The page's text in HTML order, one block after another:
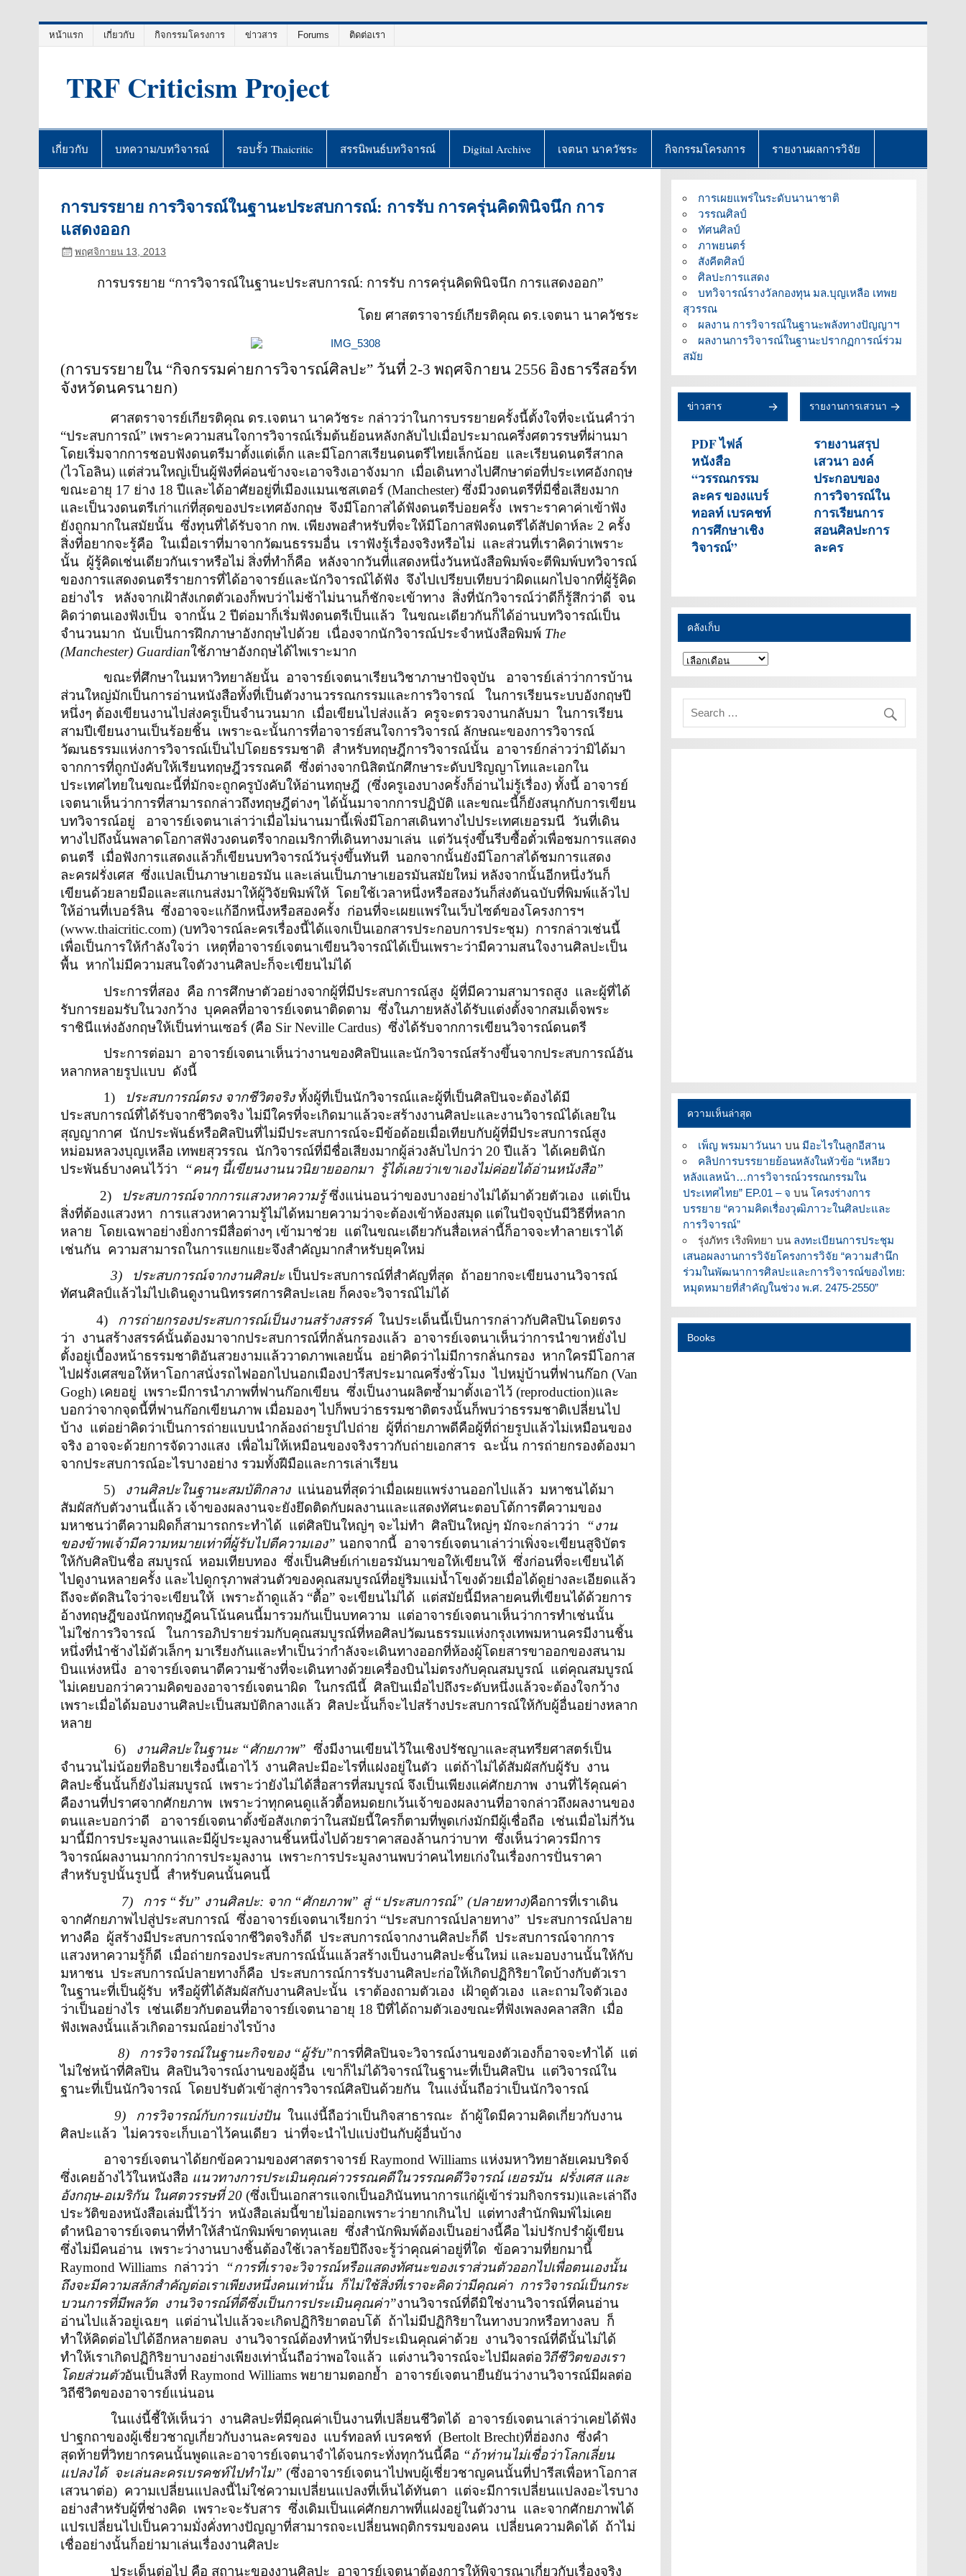
หน้าแรก เกี่ยวกับ กิจกรรมโครงการ ข่าวสาร Forums ติดต่อเรา
TRF Criticism Project
เกี่ยวกับ บทความ/บทวิจารณ์ รอบรั้ว Thaicritic สรรนิพนธ์บทวิจารณ์ Digital Archive เจตนา นาควัชระ กิจกรรมโครงการ รายงานผลการวิจัย
การบรรยาย การวิจารณ์ในฐานะประสบการณ์: การรับ การครุ่นคิดพินิจนึก การ
แสดงออก
พฤศจิกายน 13, 2013
การบรรยาย “การวิจารณ์ในฐานะประสบการณ์: การรับ การครุ่นคิดพินิจนึก การแสดงออก”
โดย ศาสตราจารย์เกียรติคุณ ดร.เจตนา นาควัชระ
(การบรรยายใน “กิจกรรมค่ายการวิจารณ์ศิลปะ” วันที่ 2-3พฤศจิกายน 2556 อิงธารรีสอร์ท
จังหวัดนครนายก)
ศาสตราจารย์เกียรติคุณ ดร.เจตนา นาควัชระ กล่าวว่าในการบรรยายครั้งนี้ตั้งใจที่จะเน้นคำว่า
“ประสบการณ์” เพราะความสนใจการวิจารณ์เริ่มต้นย้อนหลังกลับไปเมื่อประมาณครึ่งศตวรรษที่ผ่านมา
โดยเริ่มจากการชอบฟังดนตรีมาตั้งแต่เด็ก และมีโอกาสเรียนดนตรีไทยเล็กน้อย และเรียนดนตรีสากล
(ไวโอลิน) แต่ส่วนใหญ่เป็นผู้ฟังที่ค่อนข้างจะเอาจริงเอาจังมาก เมื่อเดินทางไปศึกษาต่อที่ประเทศอังกฤษ
ขณะอายุ 17 ย่าง 18 ปีและได้อาศัยอยู่ที่เมืองแมนเชสเตอร์ (Manchester) ซึ่งมีวงดนตรีที่มีชื่อเสียงมาก
และเป็นวงดนตรีเก่าแก่ที่สุดของประเทศอังกฤษ จึงมีโอกาสได้ฟังดนตรีบ่อยครั้ง เพราะราคาค่าเข้าฟัง
ยังถูกมากในสมัยนั้น ซึ่งทุนที่ได้รับจาก กพ. เพียงพอสำหรับที่จะให้มีโอกาสฟังดนตรีได้สัปดาห์ละ 2 ครั้ง
สิ่งที่อยากจะรู้คือ ในเมื่อเราที่มาจากวัฒนธรรมอื่น เราฟังรู้เรื่องจริงหรือไม่ และส่วนที่เราคิดว่าเพราะ
นั้น ผู้รู้คิดเช่นเดียวกันเราหรือไม่ สิ่งที่ทำก็คือ หลังจากวันที่แสดงหนึ่งวันหนังสือพิมพ์จะตีพิมพ์บทวิจารณ์
ของการแสดงดนตรีรายการที่ได้อาจารย์และนักวิจารณ์ได้ฟัง จึงไปเปรียบเทียบว่าผิดแผกไปจากที่ผู้รู้คิด
อย่างไร
หลังจากเฝ้าสังเกตตัวเองก็พบว่าไม่ช้าไม่นานก็ชักจะเข้าทาง สิ่งที่นักวิจารณ์ว่าดีก็รู้สึกว่าดี จน
คิดว่าตนเองฟังเป็น จากนั้น 2 ปีต่อมาก็เริ่มฟังดนตรีเป็นแล้ว ในขณะเดียวกันก็ได้อ่านบทวิจารณ์เป็น
จำนวนมาก นับเป็นการฝึกภาษาอังกฤษไปด้วย เนื่องจากนักวิจารณ์ประจำหนังสือพิมพ์ The
(Manchester) Guardianใช้ภาษาอังกฤษได้ไพเราะมาก
ขณะที่ศึกษาในมหาวิทยาลัยนั้น อาจารย์เจตนาเรียนวิชาภาษาปัจจุบัน
อาจารย์เล่าว่าการบ้าน
ส่วนใหญ่มักเป็นการอ่านหนังสือทั้งที่เป็นตัวงานวรรณกรรมและการวิจารณ์
ในการเรียนระบบอังกฤษปี
หนึ่งๆ ต้องเขียนงานไปส่งครูเป็นจำนวนมาก เมื่อเขียนไปส่งแล้ว ครูจะตรวจงานกลับมา ในการเรียน
สามปีเขียนงานเป็นร้อยชิ้น เพราะฉะนั้นการที่อาจารย์สนใจการวิจารณ์ ลักษณะของการวิจารณ์
วัฒนธรรมแห่งการวิจารณ์เป็นไปโดยธรรมชาติ สำหรับทฤษฎีการวิจารณ์นั้น อาจารย์กล่าวว่ามิได้มา
จากการที่ถูกบังคับให้เรียนทฤษฎีวรรณคดี ซึ่งต่างจากนิสิตนักศึกษาระดับปริญญาโทและเอกใน
ประเทศไทยในขณะนี้ที่มักจะถูกครูบังคับให้อ่านทฤษฎี (ซึ่งครูเองบางครั้งก็อ่านไม่รู้เรื่อง) ทั้งนี้ อาจารย์
เจตนาเห็นว่าการที่สามารถกล่าวถึงทฤษฎีต่างๆ ได้นั้นมาจากการปฏิบัติ และขณะนี้ก็ยังสนุกกับการเขียน
บทวิจารณ์อยู่
อาจารย์เจตนาเล่าว่าเมื่อไม่นานมานี้เพิ่งมีโอกาสเดินทางไปประเทศเยอรมนี วันที่เดิน
ทางไปถึงนั้นพลาดโอกาสฟังวงดนตรีจากอเมริกาที่เดินทางมาเล่น แต่วันรุ่งขึ้นรีบซื้อตั๋วเพื่อชมการแสดง
ดนตรี เมื่อฟังการแสดงแล้วก็เขียนบทวิจารณ์วันรุ่งขึ้นทันที นอกจากนั้นยังมีโอกาสได้ชมการแสดง
ละครฝรั่งเศส ซึ่งแปลเป็นภาษาเยอรมัน และเล่นเป็นภาษาเยอรมันสมัยใหม่ หลังจากนั้นอีกหนึ่งวันก็
เขียนด้วยลายมือและสแกนส่งมาให้ผู้วิจัยพิมพ์ให้ โดยใช้เวลาหนึ่งหรือสองวันก็ส่งตันฉบับที่พิมพ์แล้วไป
ให้อ่านที่เบอร์ลิน ซึ่งอาจจะแก้อีกหนึ่งหรือสองครั้ง ก่อนที่จะเผยแพร่ในเว็บไซต์ของโครงการฯ
(www.thaicritic.com) (บทวิจารณ์ละครเรื่องนี้ได้แจกเป็นเอกสารประกอบการประชุม) การกล่าวเช่นนี้
เพื่อเป็นการให้กำลังใจว่า เหตุที่อาจารย์เจตนาเขียนวิจารณ์ได้เป็นเพราะว่ามีความสนใจงานศิลปะเป็น
พื้น หากไม่มีความสนใจตัวงานศิลปะก็จะเขียนไม่ได้
ประการที่สอง คือ การศึกษาตัวอย่างจากผู้ที่มีประสบการณ์สูง ผู้ที่มีความสามารถสูง และผู้ที่ได้
รับการยอมรับในวงกว้าง บุคคลที่อาจารย์เจตนาติดตาม ซึ่งในภายหลังได้รับแต่งตั้งจากสมเด็จพระ
ราชินีแห่งอังกฤษให้เป็นท่านเซอร์ (คือ Sir Neville Cardus) ซึ่งได้รับจากการเขียนวิจารณ์ดนตรี
ประการต่อมา อาจารย์เจตนาเห็นว่างานของศิลปินและนักวิจารณ์สร้างขึ้นจากประสบการณ์อัน
หลากหลายรูปแบบ ดังนี้
1)
ประสบการณ์ตรง จากชีวิตจริงทั้งผู้ที่เป็นนักวิจารณ์และผู้ที่เป็นศิลปินจะต้องได้มี
ประสบการณ์ที่ได้รับจากชีวิตจริง ไม่มีใครที่จะเกิดมาแล้วจะสร้างงานศิลปะและงานวิจารณ์ได้เลยใน
สุญญากาศ นักประพันธ์หรือศิลปินที่ไม่มีประสบการณ์จะมีข้อด้อยเมื่อเทียบกับผู้ที่มีประสบการณ์สูง
หม่อมหลวงบุญเหลือ เทพยสุวรรณ นักวิจารณ์ที่มีชื่อเสียงมากผู้ล่วงลับไปกว่า 20 ปีแล้ว ได้เคยตินัก
ประพันธ์บางคนไว้ว่า
“คนๆ นี้เขียนงานนวนิยายออกมา
รู้ได้เลยว่าเขาเองไม่ค่อยได้อ่านหนังสือ”
2)
ประสบการณ์จากการแสวงหาความรู้ซึ่งแน่นอนว่าของบางอย่างไม่ได้มาด้วยตัวเอง แต่เป็น
สิ่งที่ต้องแสวงหา การแสวงหาความรู้ไม่ได้หมายความว่าจะต้องเข้าห้องสมุด แต่ในปัจจุบันมีวิธีที่หลาก
หลาย โดยเฉพาอย่างยิ่งการมีสื่อต่างๆ เข้ามาช่วย แต่ในขณะเดียวกันสื่อเหล่านี้ก็อาจจะทำลายเราได้
เช่นกัน ความสามารถในการแยกแยะจึงสำคัญมากสำหรับยุคใหม่
3)
ประสบการณ์จากงานศิลปะเป็นประสบการณ์ที่สำคัญที่สุด ถ้าอยากจะเขียนงานวิจารณ์
ทัศนศิลป์แล้วไม่ไปเดินดูงานนิทรรศการศิลปะเลย ก็คงจะวิจารณ์ไม่ได้
4)
การถ่ายกรองประสบการณ์เป็นงานสร้างสรรค์ ในประเด็นนี้เป็นการกล่าวกับศิลปินโดยตรง
ว่า งานสร้างสรรค์นั้นต้องมาจากประสบการณ์ที่กลั่นกรองแล้ว อาจารย์เจตนาเห็นว่าการนำขาหยั่งไป
ตั้งอยู่เบื้องหน้าธรรมชาติอันสวยงามแล้ววาดภาพเลยนั้น อย่าคิดว่าไม่มีการกลั่นกรอง หากใครมีโอกาส
ไปฝรั่งเศสขอให้หาโอกาสนั่งรถไฟออกไปนอกเมืองปารีสประมาณครึ่งชั่วโมง ไปหมู่บ้านที่ฟานก๊อก (Van
Gogh) เคยอยู่ เพราะมีการนำภาพที่ฟานก๊อกเขียน ซึ่งเป็นงานผลิตซ้ำมาตั้งเอาไว้ (reproduction)และ
บอกว่าจากจุดนี้ที่ฟานก๊อกเขียนภาพ เมื่อมองๆ ไปก็พบว่าธรรมชาติตรงนั้นก็พบว่าธรรมชาติเปลี่ยนไป
บ้าง แต่อย่าคิดว่าเป็นการถ่ายแบบนำกล้องถ่ายรูปไปถ่าย ผู้ที่ถ่ายภาพดีคือผู้ที่ถ่ายรูปแล้วไม่เหมือนของ
จริง อาจจะด้วยการจัดวางแสง เพื่อไม่ให้เหมือนของจริงราวกับถ่ายเอกสาร ฉะนั้น การถ่ายกรองต้องมา
จากประสบการณ์อะไรบางอย่าง รวมทั้งฝีมือและการเล่าเรียน
5)
งานศิลปะในฐานะสมบัติกลาง แน่นอนที่สุดว่าเมื่อเผยแพร่งานออกไปแล้ว มหาชนได้มา
สัมผัสกับตัวงานนี้แล้ว เจ้าของผลงานจะยังยึดติดกับผลงานและแสดงทัศนะตอบโต้การตีความของ
มหาชนว่าตีความผิดก็สามารถกระทำได้ แต่ศิลปินใหญ่ๆ จะไม่ทำ ศิลปินใหญ่ๆ มักจะกล่าวว่า
“งาน
ของข้าพเจ้ามีความหมายเท่าที่ผู้รับไปตีความเอง” นอกจากนี้ อาจารย์เจตนาเล่าว่าเพิ่งจะเขียนสูจิบัตร
ให้กับศิลปินชื่อ สมบูรณ์ หอมเทียบทอง ซึ่งเป็นศิษย์เก่าเยอรมันมาขอให้เขียนให้ ซึ่งก่อนที่จะเขียนได้
ไปดูงานหลายครั้ง และไปดูกรุภาพส่วนตัวของคุณสมบูรณ์ที่อยู่ริมแม่น้ำโขงด้วยเมื่อได้ดูย่างละเอียดแล้ว
ถึงจะตัดสินใจว่าจะเขียนให้ เพราะถ้าดูแล้ว “ตื้อ” จะเขียนไม่ได้ แต่สมัยนี้มีหลายคนที่เขียนได้ด้วยการ
อ้างทฤษฎีของนักทฤษฎีคนโน้นคนนี้มารวมกันเป็นบทความ แต่อาจารย์เจตนาเห็นว่าการทำเช่นนั้น
ไม่ใช่การวิจารณ์
ในการอภิปรายร่วมกับคุณสมบูรณ์ที่หอศิลปวัฒนธรรมแห่งกรุงเทพมหานครมีงานชิ้น
หนึ่งที่นำช้างไม้ตัวเล็กๆ มาเรียงกันและทำเป็นว่ากำลังจะเดินทางออกที่ห้องผู้โดยสารขาออกของสนาม
บินแห่งหนึ่ง อาจารย์เจตนาตีความช้างที่จะเดินทางด้วยเครื่องบินไม่ตรงกับคุณสมบูรณ์ แต่คุณสมบูรณ์
ไม่เคยบอกว่าความคิดของอาจารย์เจตนาผิด ในกรณีนี้ ศิลปินเมื่อไปถึงระดับหนึ่งแล้วจะต้องใจกว้าง
เพราะเมื่อได้มอบงานศิลปะเป็นสมบัติกลางแล้ว ศิลปะนั้นก็จะไปสร้างประสบการณ์ให้กับผู้อื่นอย่างหลาก
หลาย
6)
งานศิลปะในฐานะ “ศักยภาพ” ซึ่งมีงานเขียนไว้ในเชิงปรัชญาและสุนทรียศาสตร์เป็น
จำนวนไม่น้อยที่อธิบายเรื่องนี้เอาไว้ งานศิลปะมีอะไรที่แฝงอยู่ในตัว แต่ถ้าไม่ได้สัมผัสกับผู้รับ งาน
ศิลปะชิ้นนั้นก็ยังไม่สมบูรณ์ เพราะว่ายังไม่ได้สื่อสารที่สมบูรณ์ จึงเป็นเพียงแค่ศักยภาพ งานที่ไร้คุณค่า
คืองานที่ปราศจากศักยภาพ เพราะว่าทุกคนดูแล้วตื้อหมดยกเว้นเจ้าของผลงานที่อาจกล่าวถึงผลงานของ
ตนและบอกว่าดี
อาจารย์เจตนาตั้งข้อสังเกตว่าในสมัยนี้ใครก็ตามที่พูดเก่งมักมีผู้เชื่อถือ เช่นเมื่อไม่กี่วัน
มานี้มีการประมูลงานและมีผู้ประมูลงานชิ้นหนึ่งไปด้วยราคาสองล้านกว่าบาท ซึ่งเห็นว่าควรมีการ
วิจารณ์ผลงานมากกว่าการประมูลงาน เพราะการประมูลงานพบว่าคนไทยเก่งในเรื่องการปั่นราคา
สำหรับรูปนั้นรูปนี้ สำหรับคนนั้นคนนี้
7)
การ “รับ” งานศิลปะ: จาก “ศักยภาพ” สู่“ประสบการณ์” (ปลายทาง)คือการที่เราเดิน
จากศักยภาพไปสู่ประสบการณ์ ซึ่งอาจารย์เจตนาเรียกว่า “ประสบการณ์ปลายทาง” ประสบการณ์ปลาย
ทางคือ ผู้สร้างมีประสบการณ์จากชีวิตจริงก็ดี ประสบการณ์จากงานศิลปะก็ดี ประสบการณ์จากการ
แสวงหาความรู้ก็ดี เมื่อถ่ายกรองประสบการณ์นั้นแล้วสร้างเป็นงานศิลปะชิ้นใหม่ และมอบงานนั้นให้กับ
มหาชน ประสบการณ์ปลายทางก็คือ ประสบการณ์การรับงานศิลปะก่อให้เกิดปฏิกิริยาใดบ้างกับตัวเรา
ในฐานะที่เป็นผู้รับ หรือผู้ที่ได้สัมผัสกับงานศิลปะนั้น เราต้องถามตัวเอง เฝ้าดูตัวเอง และถามใจตัวเอง
ว่าเป็นอย่างไร เช่นเดียวกับตอนที่อาจารย์เจตนาอายุ 18 ปีที่ได้ถามตัวเองขณะที่ฟังเพลงคลาสสิก เมื่อ
ฟังเพลงนั้นแล้วเกิดอารมณ์อย่างไรบ้าง
8)
การวิจารณ์ในฐานะกิจของ “ผู้รับ”การที่ศิลปินจะวิจารณ์งานของตัวเองก็อาจจะทำได้ แต่
ไม่ใช่หน้าที่ศิลปิน ศิลปินวิจารณ์งานของผู้อื่น เขาก็ไม่ได้วิจารณ์ในฐานะที่เป็นศิลปิน แต่วิจารณ์ใน
ฐานะที่เป็นนักวิจารณ์ โดยปรับตัวเข้าสู่การวิจารณ์ศิลปินด้วยกัน ในแง่นั้นถือว่าเป็นนักวิจารณ์
9)
การวิจารณ์กับการแบ่งปัน ในแง่นี้ถือว่าเป็นกิจสาธารณะ ถ้าผู้ใดมีความคิดเกี่ยวกับงาน
ศิลปะแล้ว ไม่ควรจะเก็บเอาไว้คนเดียว น่าที่จะนำไปแบ่งปันกับผู้อื่นบ้าง
อาจารย์เจตนาได้ยกข้อความของศาสตราจารย์Raymond Williams แห่งมหาวิทยาลัยเคมบริดจ์
ซึ่งเคยอ้างไว้ในหนังสือ แนวทางการประเมินคุณค่าวรรณคดีในวรรณคดีวิจารณ์ เยอรมัน ฝรั่งเศส และ
อังกฤษ-อเมริกัน ในศตวรรษที่ 20(ซึ่งเป็นเอกสารแจกเป็นอภินันทนาการแก่ผู้เข้าร่วมกิจกรรม)และเล่าถึง
ประวัติของหนังสือเล่มนี้ไว้ว่า หนังสือเล่มนี้ขายไม่ออกเพราะว่ายากเกินไป
แต่ทางสำนักพิมพ์ไม่เคย
ตำหนิอาจารย์เจตนาที่ทำให้สำนักพิมพ์ขาดทุนเลย ซึ่งสำนักพิมพ์ต้องเป็นอย่างนี้คือ ไม่ปรักปรำผู้เขียน
ซึ่งไม่มีคนอ่าน เพราะว่างานบางชิ้นต้องใช้เวลาร้อยปีถึงจะรู้ว่าคุณค่าอยู่ที่ใด ข้อความที่ยกมานี้
Raymond Williams กล่าวว่า
“การที่เราจะวิจารณ์หรือแสดงทัศนะของเราส่วนตัวออกไปเพื่อตนเองนั้น
ถึงจะมีความสลักสำคัญต่อเราเพียงหนึ่งคนเท่านั้น ก็ไม่ใช้สิ่งที่เราจะคิดว่ามีคุณค่า การวิจารณ์เป็นกระ
บวนการที่มีพลวัต งานวิจารณ์ที่ดีซึ่งเป็นการประเมินคุณค่า”งานวิจารณ์ที่ดีมิใช่งานวิจารณ์ที่คนอ่าน
อ่านไปแล้วอยู่เฉยๆ แต่อ่านไปแล้วจะเกิดปฏิกิริยาตอบโต้ ถ้าไม่มีปฏิกิริยาในทางบวกหรือทางลบ ก็
ทำให้คิดต่อไปได้อีกหลายตลบ งานวิจารณ์ต้องทำหน้าที่ประเมินคุณค่าด้วย งานวิจารณ์ที่ดีนั้นไม่ได้
ทำให้เราเกิดปฏิกิริยาบางอย่างเพียงเท่านั้นถือว่าพอใจแล้ว แต่งานวิจารณ์จะไปมีผลต่อวิถีชีวิตของเรา
โดยส่วนตัวอันเป็นสิ่งที่Raymond Williamsพยายามตอกย้ำ อาจารย์เจตนายืนยันว่างานวิจารณ์มีผลต่อ
วิถีชีวิตของอาจารย์แน่นอน
ในแง่นี้ชี้ให้เห็นว่า งานศิลปะที่มีคุณค่าเป็นงานที่เปลี่ยนชีวิตได้ อาจารย์เจตนาเล่าว่าเคยได้ฟัง
ปาฐกถาของผู้เชี่ยวชาญเกี่ยวกับงานละครของ แบร์ทอลท์ เบรคชท์ (Bertolt Brecht)ที่ฮ่องกง ซึ่งคำ
สุดท้ายที่วิทยากรคนนั้นพูดและอาจารย์เจตนาจำได้จนกระทั่งทุกวันนี้คือ “ถ้าท่านไม่เชื่อว่าโลกเลี่ยน
แปลงได้
จะเล่นละครเบรคชท์ไปทำไม”(ซึ่งอาจารย์เจตนาไปพบผู้เชี่ยวชาญคนนั้นที่ปารีสเพื่อหาโอกาส
เสวนาต่อ) ความเปลี่ยนแปลงนี้ไม่ใช่ความเปลี่ยนแปลงที่เห็นได้ทันตา แต่จะมีการเปลี่ยนแปลงอะไรบาง
อย่างสำหรับผู้ที่ช่างคิด เพราะจะรับสาร ซึ่งเดิมเป็นแค่ศักยภาพที่แฝงอยู่ในตัวงาน และจากศักยภาพได้
แปรเปลี่ยนไปเป็นความมั่งคั่งทางปัญญาที่สามารถจะเปลี่ยนพฤติกรรมของคน เปลี่ยนความคิดได้ ถ้าไม่
เชื่ออย่างนั้นก็อย่ามาเล่นเรื่องงานศิลปะ
ประเด็นต่อไป คือ สถานะของงานศิลปะ อาจารย์เจตนาต้องการให้พิจารณาเกี่ยวกับเรื่องจริง
การเผยแพร่ในระดับนานาชาติ
วรรณศิลป์
ทัศนศิลป์
ภาพยนตร์
สังคีตศิลป์
ศิลปะการแสดง
บทวิจารณ์รางวัลกองทุน มล.บุญเหลือ เทพย
สุวรรณ
ผลงาน การวิจารณ์ในฐานะพลังทางปัญญาฯ
ผลงานการวิจารณ์ในฐานะปรากฏการณ์ร่วม
สมัย
ข่าวสาร
PDF ไฟล์
หนังสือ
“วรรณกรรม
ละคร ของแบร์
ทอลท์ เบรคชท์
การศึกษาเชิง
วิจารณ์”
รายงานการเสวนา
รายงานสรุป
เสวนา องค์
ประกอบของ
การวิจารณ์ใน
การเรียนการ
สอนศิลปะการ
ละคร
คลังเก็บ
คลัง
เก็บ
ความเห็นล่าสุด
เพ็ญ พรมมาวันนา บน มีอะไรในลูกอีสาน
คลิปการบรรยายย้อนหลังในหัวข้อ “เหลียว
หลังแลหน้า…การวิจารณ์วรรณกรรมใน
ประเทศไทย” EP.01 – จ บน โครงร่างการ
บรรยาย “ความคิดเรื่องวุฒิภาวะในศิลปะและ
การวิจารณ์”
รุ่งภัทร เริงพิทยา บน ลงทะเบียนการประชุม
เสนอผลงานการวิจัยโครงการวิจัย “ความสำนึก
ร่วมในพัฒนาการศิลปะและการวิจารณ์ของไทย:
หมุดหมายที่สำคัญในช่วง พ.ศ. 2475-2550”
Books